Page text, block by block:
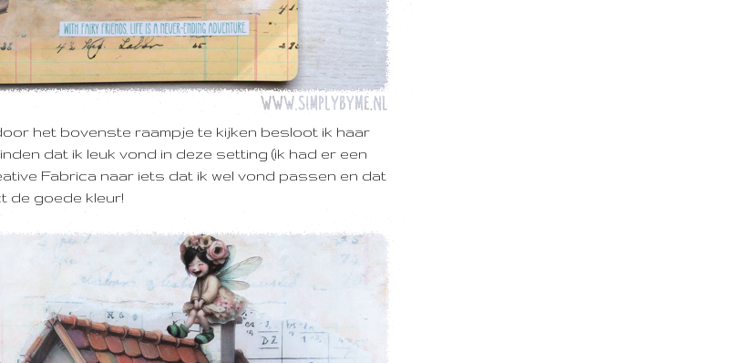
het bovenste raampje te kijken besloot ik haar
dat ik leuk vond in deze setting (ik had er een
Fabrica naar iets dat ik wel vond passen en dat
de goede kleur!